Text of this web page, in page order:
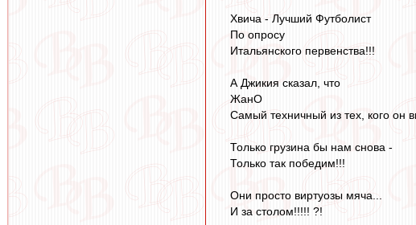
Хвича - Лучший Футболист
По опросу
Итальянского первенства!!!
А Джикия сказал, что
ЖанО
Самый техничный из тех, кого он
Только грузина бы нам снова -
Только так победим!!!
Они просто виртуозы мяча...
И за столом!!!!! ?!